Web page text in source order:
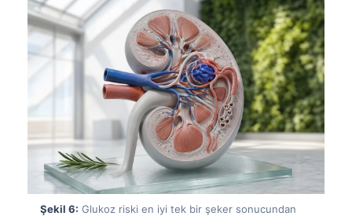
Şekil 6: Glukoz riski en iyi tek bir şeker sonucundan
日本語
Čeština
ქართული
Русский
Lietuvių kalba
한국어
Slovenščina